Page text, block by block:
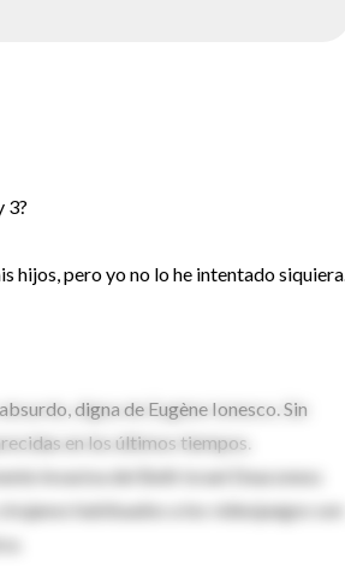
3?
hijos, pero yo no lo he intentado siquiera.
digna de Eugène Ionesco. Sin
en los últimos tiempos.
invasiva del Beth Israel Deaconess
habituados a los videojuegos son